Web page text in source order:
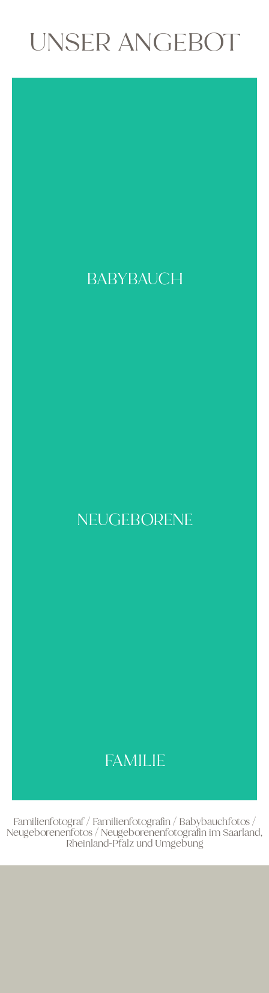
UNSER ANGEBOT
BABYBAUCH
NEUGEBORENE
FAMILIE
Familienfotograf / Familienfotografin / Babybauchfotos /
Neugeborenenfotos / Neugeborenenfotografin im Saarland,
Rheinland-Pfalz und Umgebung